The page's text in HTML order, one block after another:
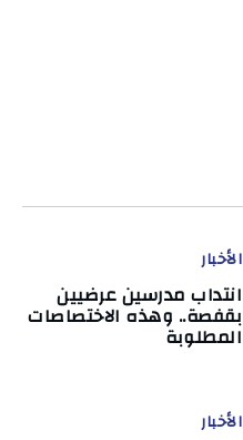
الأخبار
انتداب مدرسين عرضيين
بقفصة.. وهذه الاختصاصات
المطلوبة
الأخبار